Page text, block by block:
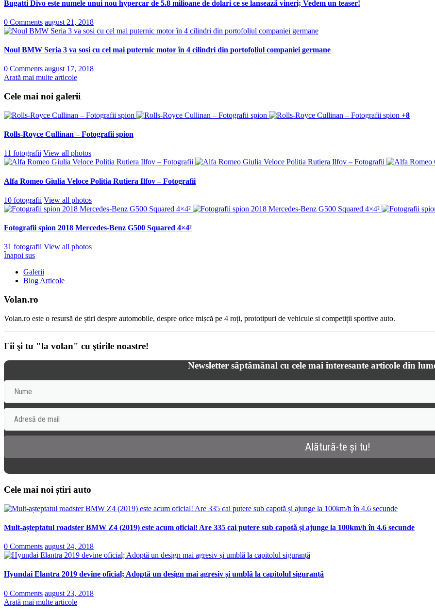
Bugatti Divo este numele unui nou hypercar de 5.8 milioane de dolari ce se lansează vineri; Vedem un teaser!
0 Comments august 21, 2018
Noul BMW Seria 3 va sosi cu cel mai puternic motor în 4 cilindri din portofoliul companiei germane
0 Comments august 17, 2018
Arată mai multe articole
Cele mai noi galerii
+8
Rolls-Royce Cullinan – Fotografii spion
11 fotografii View all photos
Alfa Romeo Giulia Veloce Politia Rutiera Ilfov – Fotografii
10 fotografii View all photos
Fotografii spion 2018 Mercedes-Benz G500 Squared 4×4²
31 fotografii View all photos
Înapoi sus
Galerii
Blog Articole
Volan.ro
Volan.ro este o resursă de știri despre automobile, despre orice mișcă pe 4 roți, prototipuri de vehicule si competiții sportive auto.
Fii şi tu "la volan" cu ştirile noastre!
Newsletter săptămânal cu cele mai interesante articole din
Cele mai noi știri auto
Mult-așteptatul roadster BMW Z4 (2019) este acum oficial! Are 335 cai putere sub capotă și ajunge la 100km/h în 4.6 secunde
0 Comments august 24, 2018
Hyundai Elantra 2019 devine oficial; Adoptă un design mai agresiv și umblă la capitolul siguranță
0 Comments august 23, 2018
Arată mai multe articole